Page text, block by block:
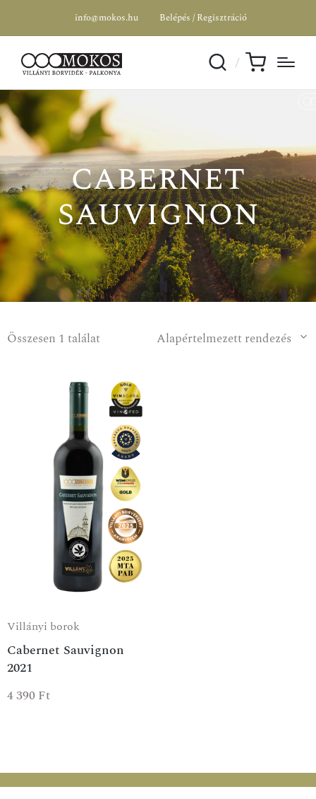
info@mokos.hu Belépés / Regisztráció
cabernet
sauvignon
Összesen 1 találat Alapértelmezett rendezés
Villányi borok
Cabernet Sauvignon
2021
4 390 Ft